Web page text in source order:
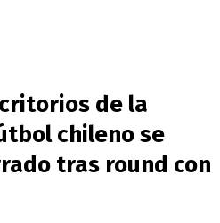
de la
chileno se
tras round con